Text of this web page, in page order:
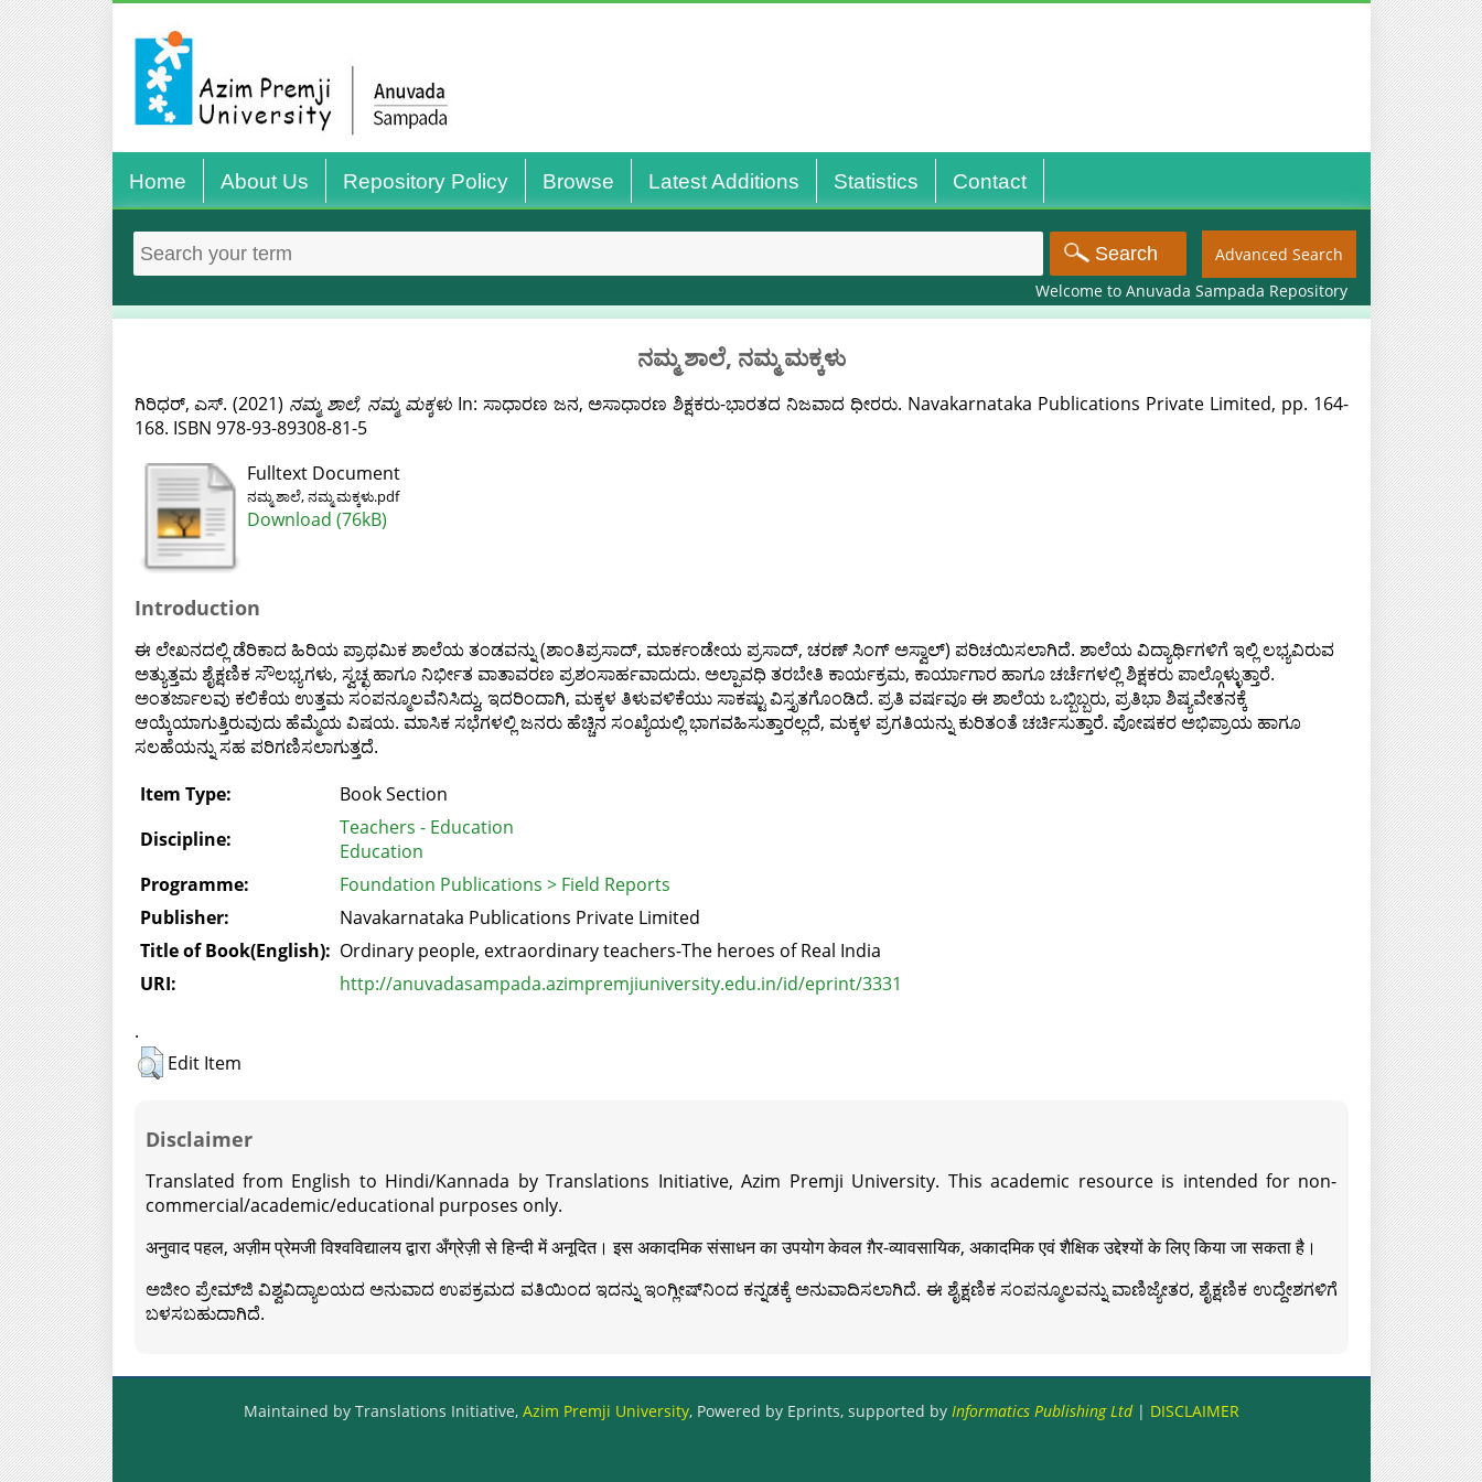
Home About Us Repository Policy Browse Latest Additions Statistics Contact
Advanced Search
Welcome to Anuvada Sampada Repository
ನಮ್ಮ ಶಾಲೆ, ನಮ್ಮ ಮಕ್ಕಳು
ಗಿರಿಧರ್, ಎಸ್. (2021) ನಮ್ಮ ಶಾಲೆ, ನಮ್ಮ ಮಕ್ಕಳುIn: ಸಾಧಾರಣ ಜನ, ಅಸಾಧಾರಣ ಶಿಕ್ಷಕರು-ಭಾರತದ ನಿಜವಾದ ಧೀರರು. Navakarnataka Publications Private Limited, pp. 164-
168. ISBN 978-93-89308-81-5
Fulltext Document
ನಮ್ಮ ಶಾಲೆ, ನಮ್ಮ ಮಕ್ಕಳು.pdf
Download (76kB)
Introduction
ಈ ಲೇಖನದಲ್ಲಿ ಡೆರಿಕಾದ ಹಿರಿಯ ಪ್ರಾಥಮಿಕ ಶಾಲೆಯ ತಂಡವನ್ನು (ಶಾಂತಿಪ್ರಸಾದ್‌, ಮಾರ್ಕಂಡೇಯ ಪ್ರಸಾದ್‌, ಚರಣ್‌ ಸಿಂಗ್‌ ಅಸ್ವಾಲ್‌) ಪರಿಚಯಿಸಲಾಗಿದೆ. ಶಾಲೆಯ ವಿದ್ಯಾರ್ಥಿಗಳಿಗೆ ಇಲ್ಲಿ ಲಭ್ಯವಿರುವ
ಅತ್ಯುತ್ತಮ ಶೈಕ್ಷಣಿಕ ಸೌಲಭ್ಯಗಳು, ಸ್ವಚ್ಛ ಹಾಗೂ ನಿರ್ಭೀತ ವಾತಾವರಣ ಪ್ರಶಂಸಾರ್ಹವಾದುದು. ಅಲ್ಪಾವಧಿ ತರಬೇತಿ ಕಾರ್ಯಕ್ರಮ, ಕಾರ್ಯಾಗಾರ ಹಾಗೂ ಚರ್ಚೆಗಳಲ್ಲಿ ಶಿಕ್ಷಕರು ಪಾಲ್ಗೊಳ್ಳು‍ತ್ತಾರೆ.
ಅಂತರ್ಜಾಲವು ಕಲಿಕೆಯ ಉತ್ತಮ ಸಂಪನ್ಮೂಲವೆನಿಸಿದ್ದು, ಇದರಿಂದಾಗಿ, ಮಕ್ಕಳ ತಿಳುವಳಿಕೆಯು ಸಾಕಷ್ಟು ವಿಸ್ತೃತಗೊಂಡಿದೆ. ಪ್ರತಿ ವರ್ಷವೂ ಈ ಶಾಲೆಯ ಒಬ್ಬಿಬ್ಬರು, ಪ್ರತಿಭಾ ಶಿಷ್ಯವೇತನಕ್ಕೆ
ಆಯ್ಕೆಯಾಗುತ್ತಿರುವುದು ಹೆಮ್ಮೆಯ ವಿಷಯ. ಮಾಸಿಕ ಸಭೆಗಳಲ್ಲಿ ಜನರು ಹೆಚ್ಚಿನ ಸಂಖ್ಯೆಯಲ್ಲಿ ಭಾಗವಹಿಸುತ್ತಾರಲ್ಲದೆ, ಮಕ್ಕಳ ಪ್ರಗತಿಯನ್ನು ಕುರಿತಂತೆ ಚರ್ಚಿಸುತ್ತಾರೆ. ಪೋಷಕರ ಅಭಿಪ್ರಾಯ ಹಾಗೂ
ಸಲಹೆಯನ್ನು ಸಹ ಪರಿಗಣಿಸಲಾಗುತ್ತದೆ.
Item Type:
Book Section
Discipline:
Teachers - Education
Education
Programme:
Foundation Publications > Field Reports
Publisher:
Navakarnataka Publications Private Limited
Title of Book(English): Ordinary people, extraordinary teachers-The heroes of Real India
URI:
http://anuvadasampada.azimpremjiuniversity.edu.in/id/eprint/3331
.
Edit Item
Disclaimer
Translated from English to Hindi/Kannada by Translations Initiative, Azim Premji University. This academic resource is intended for non-
commercial/academic/educational purposes only.
अनुवाद पहल, अज़ीम प्रेमजी विश्वविद्यालय द्वारा अँग्रेज़ी से हिन्दी में अनूदित। इस अकादमिक संसाधन का उपयोग केवल ग़ैर-व्यावसायिक, अकादमिक एवं शैक्षिक उद्देश्यों के लिए किया जा सकता है।
ಅಜೀಂ ಪ್ರೇಮ್‍ಜಿ ವಿಶ್ವವಿದ್ಯಾಲಯದ ಅನುವಾದ ಉಪಕ್ರಮದ ವತಿಯಿಂದ ಇದನ್ನು ಇಂಗ್ಲೀಷ್‍ನಿಂದ ಕನ್ನಡಕ್ಕೆ ಅನುವಾದಿಸಲಾಗಿದೆ. ಈ ಶೈಕ್ಷಣಿಕ ಸಂಪನ್ಮೂಲವನ್ನು ವಾಣಿಜ್ಯೇತರ, ಶೈಕ್ಷಣಿಕ ಉದ್ದೇಶಗಳಿಗೆ
ಬಳಸಬಹುದಾಗಿದೆ.
Maintained by Translations Initiative, Azim Premji University, Powered by Eprints, supported by Informatics Publishing Ltd| DISCLAIMER